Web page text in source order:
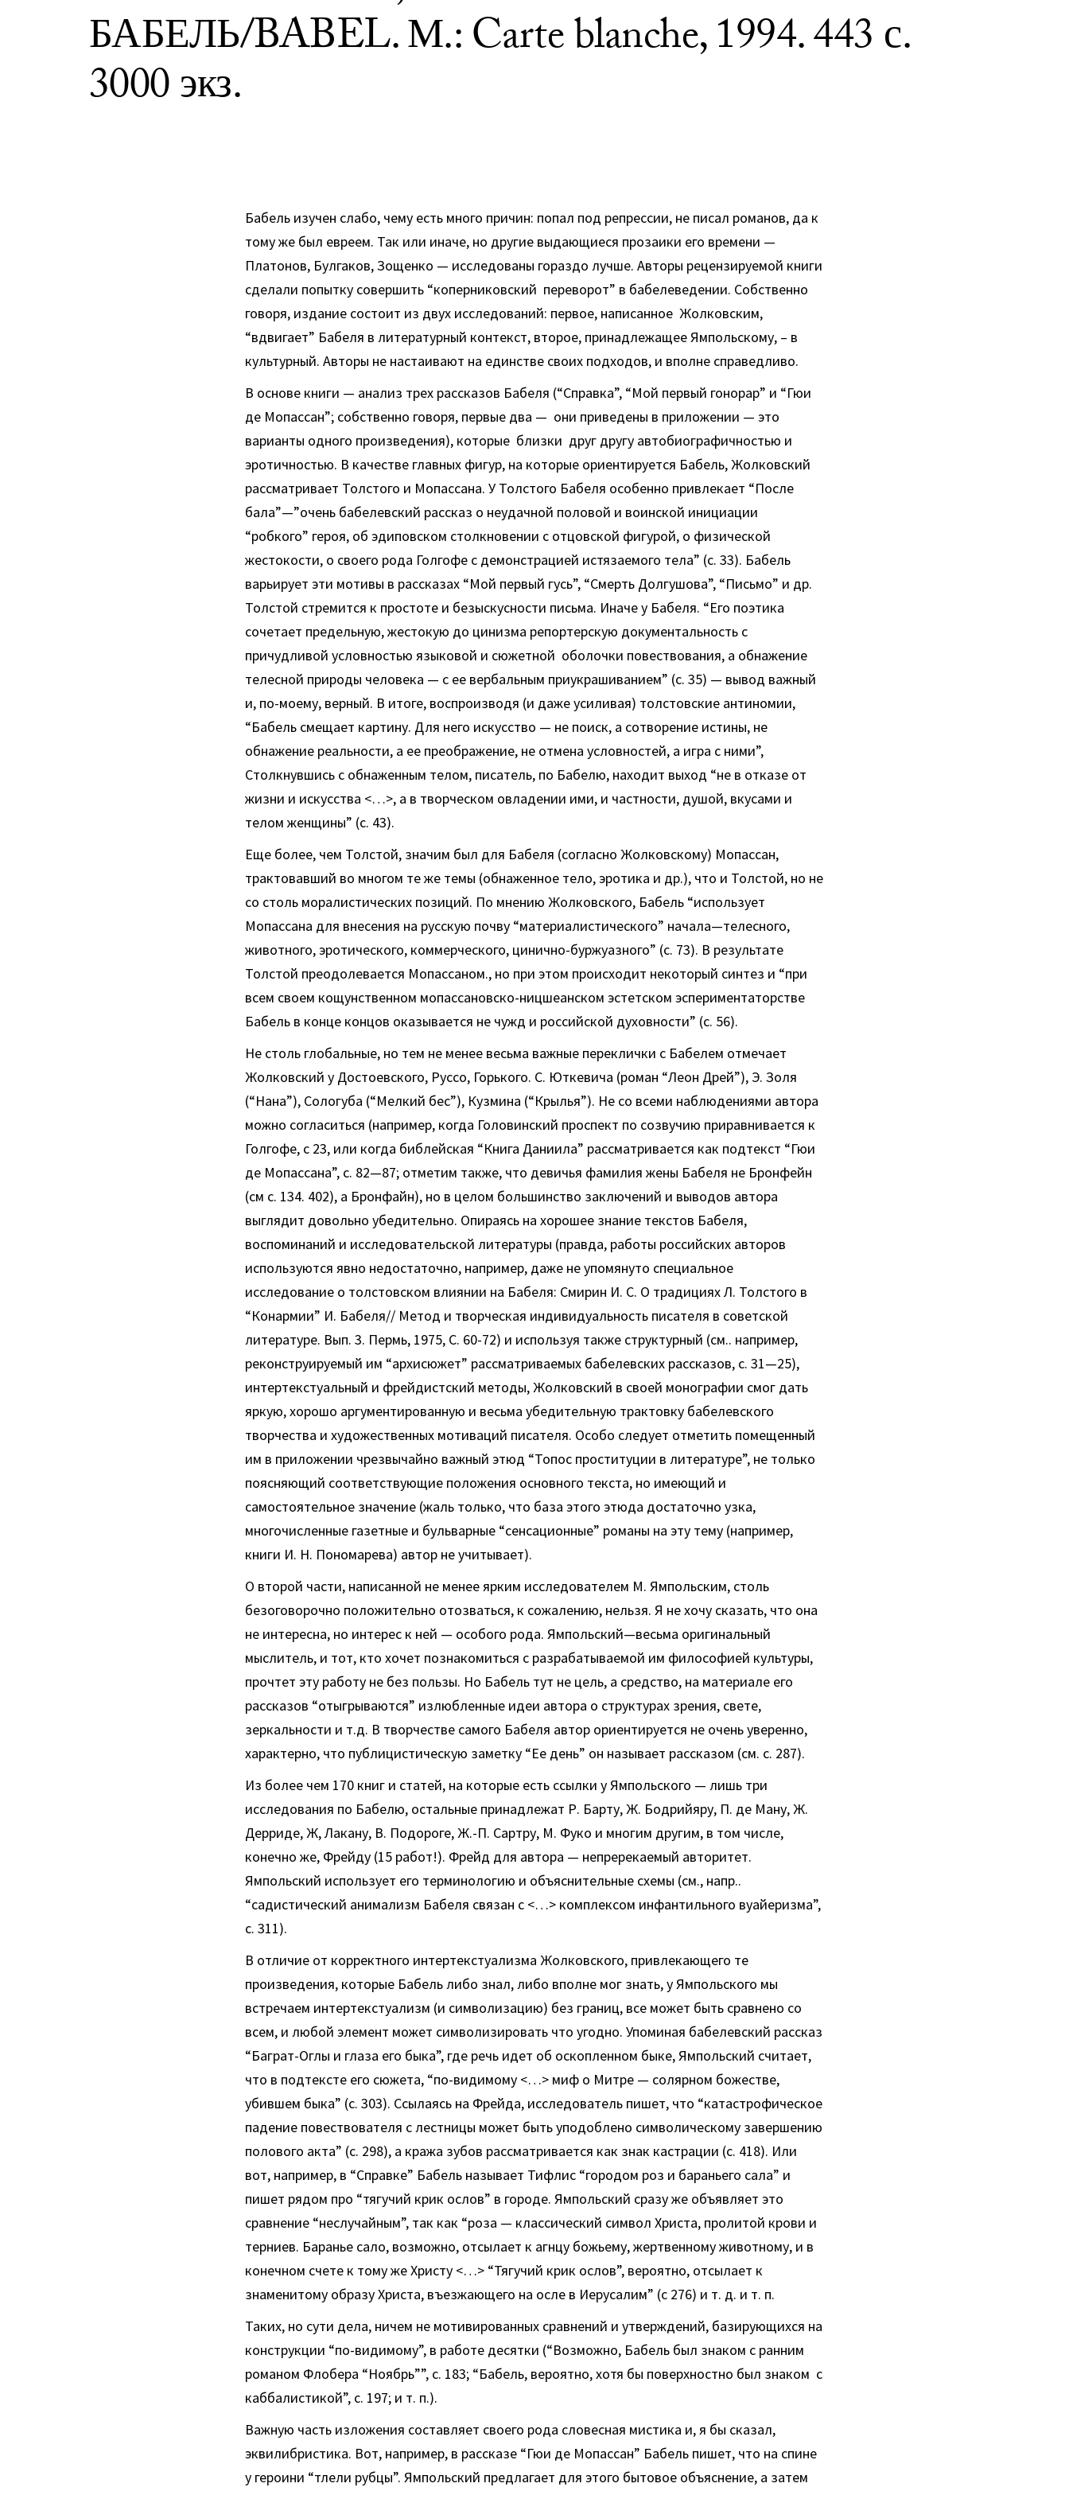
БАБЕЛЬ/BABEL. М.: Carte blanche, 1994. 443 с.
3000 экз.
Бабель изучен слабо, чему есть много причин: попал под репрессии, не писал романов, да к
тому же был евреем. Так или иначе, но другие выдающиеся прозаики его времени —
Платонов, Булгаков, Зощенко — исследованы гораздо лучше. Авторы рецензируемой книги
сделали попытку совершить “коперниковский переворот” в бабелеведении. Собственно
говоря, издание состоит из двух исследований: первое, написанное Жолковским,
“вдвигает” Бабеля в литературный контекст, второе, принадлежащее Ямпольскому, – в
культурный. Авторы не настаивают на единстве своих подходов, и вполне справедливо.
В основе книги — анализ трех рассказов Бабеля (“Справка”, “Мой первый гонорар” и “Гюи
де Мопассан”; собственно говоря, первые два — они приведены в приложении — это
варианты одного произведения), которые близки друг другу автобиографичностью и
эротичностью. В качестве главных фигур, на которые ориентируется Бабель, Жолковский
рассматривает Толстого и Мопассана. У Толстого Бабеля особенно привлекает “После
бала”—”очень бабелевский рассказ о неудачной половой и воинской инициации
“робкого” героя, об эдиповском столкновении с отцовской фигурой, о физической
жестокости, о своего рода Голгофе с демонстрацией истязаемого тела” (с. 33). Бабель
варьирует эти мотивы в рассказах “Мой первый гусь”, “Смерть Долгушова”, “Письмо” и др.
Толстой стремится к простоте и безыскусности письма. Иначе у Бабеля. “Его поэтика
сочетает предельную, жестокую до цинизма репортерскую документальность с
причудливой условностью языковой и сюжетной оболочки повествования, а обнажение
телесной природы человека — с ее вербальным приукрашиванием” (с. 35) — вывод важный
и, по-моему, верный. В итоге, воспроизводя (и даже усиливая) толстовские антиномии,
“Бабель смещает картину. Для него искусство — не поиск, а сотворение истины, не
обнажение реальности, а ее преображение, не отмена условностей, а игра с ними”,
Столкнувшись с обнаженным телом, писатель, по Бабелю, находит выход “не в отказе от
жизни и искусства <…>, а в творческом овладении ими, и частности, душой, вкусами и
телом женщины” (с. 43).
Еще более, чем Толстой, значим был для Бабеля (согласно Жолковскому) Мопассан,
трактовавший во многом те же темы (обнаженное тело, эротика и др.), что и Толстой, но не
со столь моралистических позиций. По мнению Жолковского, Бабель “использует
Мопассана для внесения на русскую почву “материалистического” начала—телесного,
животного, эротического, коммерческого, цинично-буржуазного” (с. 73). В результате
Толстой преодолевается Мопассаном., но при этом происходит некоторый синтез и “при
всем своем кощунственном мопассановско-ницшеанском эстетском эспериментаторстве
Бабель в конце концов оказывается не чужд и российской духовности” (с. 56).
Не столь глобальные, но тем не менее весьма важные переклички с Бабелем отмечает
Жолковский у Достоевского, Руссо, Горького. С. Юткевича (роман “Леон Дрей”), Э. Золя
(“Нана”), Сологуба (“Мелкий бес”), Кузмина (“Крылья”). Не со всеми наблюдениями автора
можно согласиться (например, когда Головинский проспект по созвучию приравнивается к
Голгофе, с 23, или когда библейская “Книга Даниила” рассматривается как подтекст “Гюи
де Мопассана”, с. 82—87; отметим также, что девичья фамилия жены Бабеля не Бронфейн
(см с. 134. 402), а Бронфайн), но в целом большинство заключений и выводов автора
выглядит довольно убедительно. Опираясь на хорошее знание текстов Бабеля,
воспоминаний и исследовательской литературы (правда, работы российских авторов
используются явно недостаточно, например, даже не упомянуто специальное
исследование о толстовском влиянии на Бабеля: Смирин И. С. О традициях Л. Толстого в
“Конармии” И. Бабеля// Метод и творческая индивидуальность писателя в советской
литературе. Вып. 3. Пермь, 1975, С. 60-72) и используя также структурный (см.. например,
реконструируемый им “архисюжет” рассматриваемых бабелевских рассказов, с. 31—25),
интертекстуальный и фрейдистский методы, Жолковский в своей монографии смог дать
яркую, хорошо аргументированную и весьма убедительную трактовку бабелевского
творчества и художественных мотиваций писателя. Особо следует отметить помещенный
им в приложении чрезвычайно важный этюд “Топос проституции в литературе”, не только
поясняющий соответствующие положения основного текста, но имеющий и
самостоятельное значение (жаль только, что база этого этюда достаточно узка,
многочисленные газетные и бульварные “сенсационные” романы на эту тему (например,
книги И. Н. Пономарева) автор не учитывает).
О второй части, написанной не менее ярким исследователем М. Ямпольским, столь
безоговорочно положительно отозваться, к сожалению, нельзя. Я не хочу сказать, что она
не интересна, но интерес к ней — особого рода. Ямпольский—весьма оригинальный
мыслитель, и тот, кто хочет познакомиться с разрабатываемой им философией культуры,
прочтет эту работу не без пользы. Но Бабель тут не цель, а средство, на материале его
рассказов “отыгрываются” излюбленные идеи автора о структурах зрения, свете,
зеркальности и т.д. В творчестве самого Бабеля автор ориентируется не очень уверенно,
характерно, что публицистическую заметку “Ее день” он называет рассказом (см. с. 287).
Из более чем 170 книг и статей, на которые есть ссылки у Ямпольского — лишь три
исследования по Бабелю, остальные принадлежат Р. Барту, Ж. Бодрийяру, П. де Ману, Ж.
Дерриде, Ж, Лакану, В. Подороге, Ж.-П. Сартру, М. Фуко и многим другим, в том числе,
конечно же, Фрейду (15 работ!). Фрейд для автора — непререкаемый авторитет.
Ямпольский использует его терминологию и объяснительные схемы (см., напр..
“садистический анимализм Бабеля связан с <…> комплексом инфантильного вуайеризма”,
с. 311).
В отличие от корректного интертекстуализма Жолковского, привлекающего те
произведения, которые Бабель либо знал, либо вполне мог знать, у Ямпольского мы
встречаем интертекстуализм (и символизацию) без границ, все может быть сравнено со
всем, и любой элемент может символизировать что угодно. Упоминая бабелевский рассказ
“Баграт-Оглы и глаза его быка”, где речь идет об оскопленном быке, Ямпольский считает,
что в подтексте его сюжета, “по-видимому <…> миф о Митре — солярном божестве,
убившем быка” (с. 303). Ссылаясь на Фрейда, исследователь пишет, что “катастрофическое
падение повествователя с лестницы может быть уподоблено символическому завершению
полового акта” (с. 298), а кража зубов рассматривается как знак кастрации (с. 418). Или
вот, например, в “Справке” Бабель называет Тифлис “городом роз и бараньего сала” и
пишет рядом про “тягучий крик ослов” в городе. Ямпольский сразу же объявляет это
сравнение “неслучайным”, так как “роза — классический символ Христа, пролитой крови и
терниев. Баранье сало, возможно, отсылает к агнцу божьему, жертвенному животному, и в
конечном счете к тому же Христу <…> “Тягучий крик ослов”, вероятно, отсылает к
знаменитому образу Христа, въезжающего на осле в Иерусалим” (с 276) и т. д. и т. п.
Таких, но сути дела, ничем не мотивированных сравнений и утверждений, базирующихся на
конструкции “по-видимому”, в работе десятки (“Возможно, Бабель был знаком с ранним
романом Флобера “Ноябрь””, с. 183; “Бабель, вероятно, хотя бы поверхностно был знаком с
каббалистикой”, с. 197; и т. п.).
Важную часть изложения составляет своего рода словесная мистика и, я бы сказал,
эквилибристика. Вот, например, в рассказе “Гюи де Мопассан” Бабель пишет, что на спине
у героини “тлели рубцы”. Ямпольский предлагает для этого бытовое объяснение, а затем